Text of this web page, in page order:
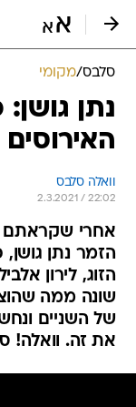
סלבס/מקומי
נתן
וואלה סלבס
2.3.2021 / 22:02
אחרי שקראתם
הזמר נתן
הזוג, לירון
שונה ממה
של השניים
את זה. וואלה!